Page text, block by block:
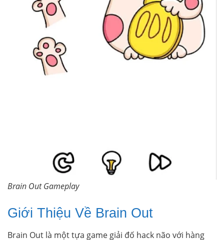
Brain Out Gameplay
Giới Thiệu Về Brain Out
Brain Out là một tựa game giải đố hack não với hàng